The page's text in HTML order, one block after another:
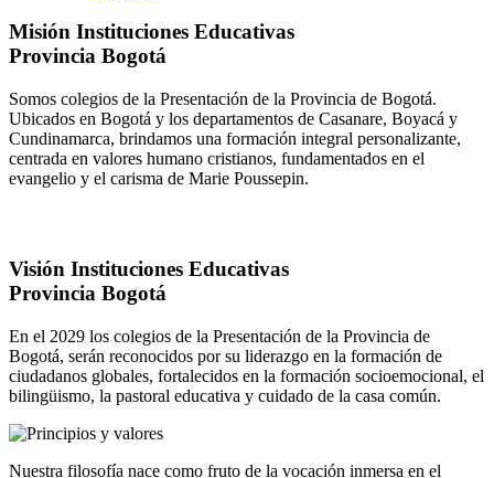
Misión Instituciones Educativas
Provincia Bogotá
Somos colegios de la Presentación de la Provincia de Bogotá.
Ubicados en Bogotá y los departamentos de Casanare, Boyacá y
Cundinamarca, brindamos una formación integral personalizante,
centrada en valores humano cristianos, fundamentados en el
evangelio y el carisma de Marie Poussepin.
Visión Instituciones Educativas
Provincia Bogotá
En el 2029 los colegios de la Presentación de la Provincia de
Bogotá, serán reconocidos por su liderazgo en la formación de
ciudadanos globales, fortalecidos en la formación socioemocional, el
bilingüismo, la pastoral educativa y cuidado de la casa común.
Nuestra filosofía nace como fruto de la vocación inmersa en el